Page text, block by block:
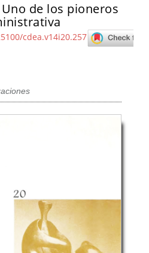
de los pioneros
cdea.v14i20.257